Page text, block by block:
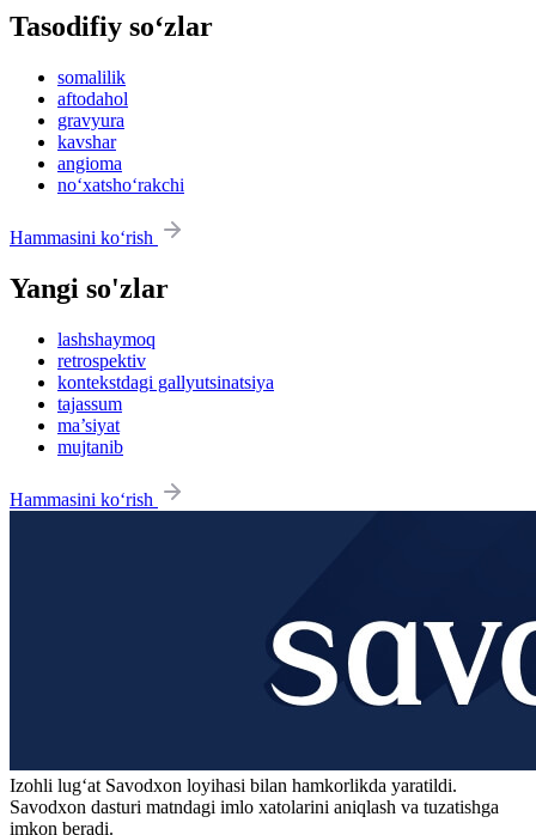
Tasodifiy so‘zlar
somalilik
aftodahol
gravyura
kavshar
angioma
no‘xatsho‘rakchi
Hammasini ko‘rish
Yangi so'zlar
lashshaymoq
retrospektiv
kontekstdagi gallyutsinatsiya
tajassum
ma’siyat
mujtanib
Hammasini ko‘rish
Izohli lugʻat Savodxon loyihasi bilan hamkorlikda yaratildi.
Savodxon dasturi matndagi imlo xatolarini aniqlash va tuzatishga
imkon beradi.